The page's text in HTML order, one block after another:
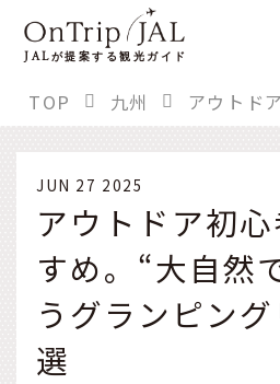
JALが提案する観光ガイド
TOP 九州
JUN 27 2025
アウトドア初
すめ。“大自然
うグランピン
選